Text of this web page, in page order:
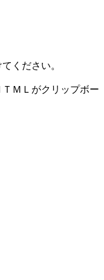
ください。
ＭＬがクリップボー